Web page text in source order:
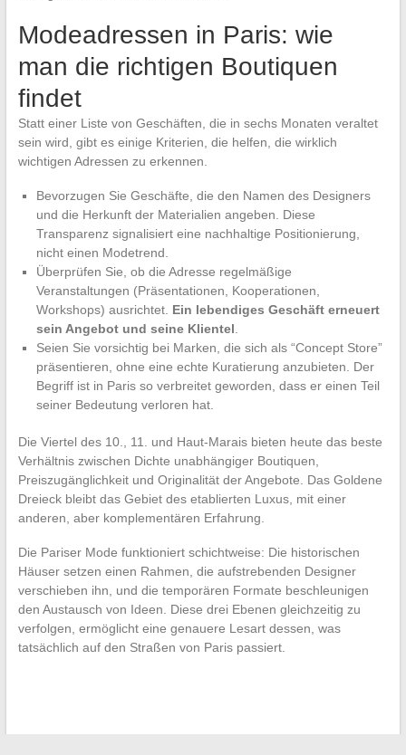
Modeadressen in Paris: wie
man die richtigen Boutiquen
findet
Statt einer Liste von Geschäften, die in sechs Monaten veraltet
sein wird, gibt es einige Kriterien, die helfen, die wirklich
wichtigen Adressen zu erkennen.
Bevorzugen Sie Geschäfte, die den Namen des Designers
und die Herkunft der Materialien angeben. Diese
Transparenz signalisiert eine nachhaltige Positionierung,
nicht einen Modetrend.
Überprüfen Sie, ob die Adresse regelmäßige
Veranstaltungen (Präsentationen, Kooperationen,
Workshops) ausrichtet. Ein lebendiges Geschäft erneuert
sein Angebot und seine Klientel.
Seien Sie vorsichtig bei Marken, die sich als “Concept Store”
präsentieren, ohne eine echte Kuratierung anzubieten. Der
Begriff ist in Paris so verbreitet geworden, dass er einen Teil
seiner Bedeutung verloren hat.
Die Viertel des 10., 11. und Haut-Marais bieten heute das beste
Verhältnis zwischen Dichte unabhängiger Boutiquen,
Preiszugänglichkeit und Originalität der Angebote. Das Goldene
Dreieck bleibt das Gebiet des etablierten Luxus, mit einer
anderen, aber komplementären Erfahrung.
Die Pariser Mode funktioniert schichtweise: Die historischen
Häuser setzen einen Rahmen, die aufstrebenden Designer
verschieben ihn, und die temporären Formate beschleunigen
den Austausch von Ideen. Diese drei Ebenen gleichzeitig zu
verfolgen, ermöglicht eine genauere Lesart dessen, was
tatsächlich auf den Straßen von Paris passiert.